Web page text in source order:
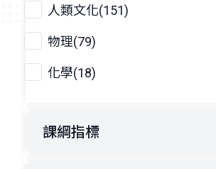
人類文化(151)
物理(79)
化學(18)
課綱指標